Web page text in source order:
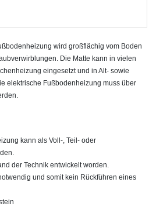
wird großflächig vom Boden
Die Matte kann in vielen
eingesetzt und in Alt- sowie
elektrische Fußbodenheizung muss über
kann als Voll-, Teil- oder
der Technik entwickelt worden.
und somit kein Rückführen eines